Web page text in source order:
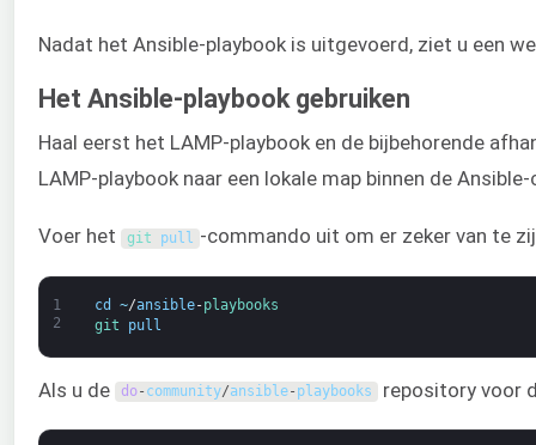
Nadat het Ansible-playbook is uitgevoerd, ziet u een
Het Ansible-playbook gebruiken
Haal eerst het LAMP-playbook en de bijbehorende
LAMP-playbook naar een lokale map binnen de
Voer het git pull -commando uit om er zeker van te
1
2
cd ~/ansible-playbooks
git
pull
Als u de do- community/ansible- playbooks repository voor